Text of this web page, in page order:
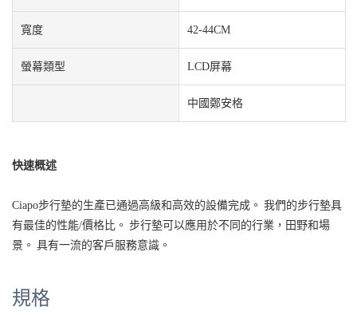
寬度 42-44CM
螢幕類型 LCD屏幕
中國鄭安格
快速概述
Ciapo步行墊的生產已通過高級和高效的設備完成。 我們的步行墊具
有最佳的性能/價格比。 步行墊可以應用於不同的行業，田野和場
景。 具有一流的客戶服務意識。
規格